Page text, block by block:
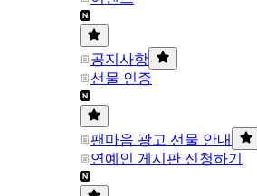
공지사항
선물 인증
팬마음 광고 선물 안내
연예인 게시판 신청하기